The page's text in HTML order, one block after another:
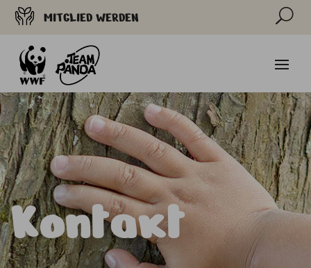
MITGLIED WERDEN U
Kontakt